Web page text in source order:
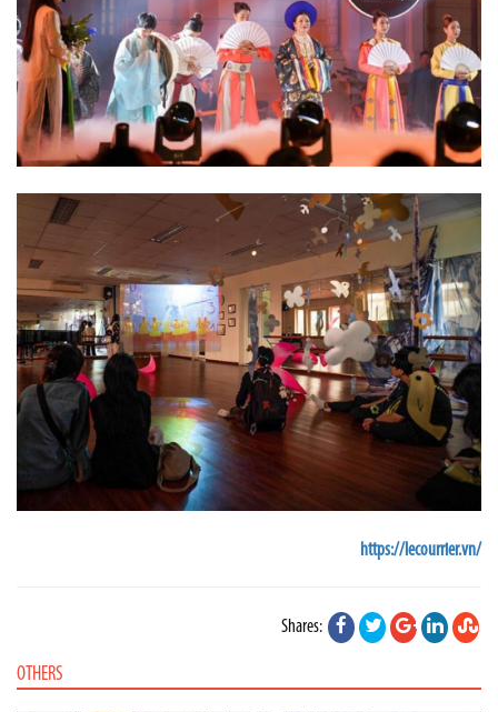
https://lecourrier.vn/
Shares:
OTHERS